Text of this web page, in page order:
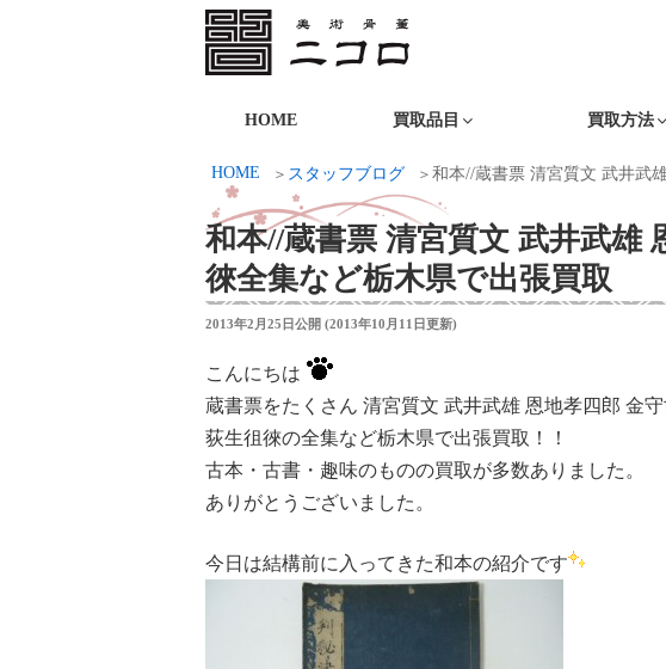
ニコロ美術
HOME 買取品目 買取方法
HOME スタッフブログ 和本//蔵書票 清宮質文 武井武
和本//蔵書票 清宮質文 武井武雄
徠全集など栃木県で出張買取
投
日:
2013年2月25日公開 (2013年10月11日更新)
こんにちは
蔵書票をたくさん 清宮質文 武井武雄 恩地孝四郎 金
荻生徂徠の全集など栃木県で出張買取！！
古本・古書・趣味のものの買取が多数ありました。
ありがとうございました。
今日は結構前に入ってきた和本の紹介です